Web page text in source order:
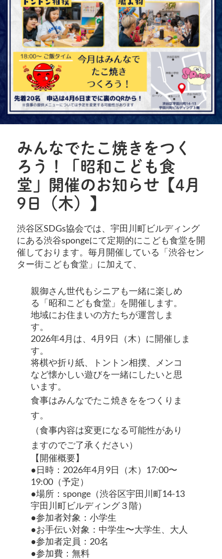
みんなでたこ焼きをつく
ろう！「昭和こども食
堂」開催のお知らせ【4月
9日（木）】
渋谷区SDGs協会では、宇田川町ビルディング
にある渋谷spongeにて定期的にこども食堂を開
催しております。毎月開催している「渋谷セン
ター街こども食堂」に加えて、
親御さん世代もシニアも一緒に楽しめ
る「昭和こども食堂」を開催します。
地域にお住まいの方たちが運営しま
す。
2026年4月は、4月9日（木）に開催しま
す。
将棋や折り紙、トントン相撲、メンコ
など懐かしい遊びを一緒にしたいと思
います。
食事はみんなでたこ焼きををつくりま
す。
（食事内容は変更になる可能性があり
ますのでご了承ください）
【開催概要】
●日時：2026年4月9日（木）17:00〜
19:00（予定）
●場所：sponge（渋谷区宇田川町14-13
宇田川町ビルディング３階）
●参加者対象：小学生
●お手伝い対象：中学生〜大学生、大人
●参加者定員：20名
●参加費：無料